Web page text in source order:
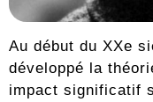
Au début du XXe
développé la
impact significatif